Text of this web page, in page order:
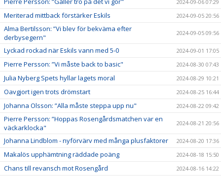
2024-09-06 07:29
Meriterad mittback förstärker Eskils 2024-09-05 20:56
Alma Bertilsson: ”Vi blev för bekväma efter
derbysegern"
2024-09-05 09:56
Lyckad rockad när Eskils vann med 5-0 2024-09-01 17:05
Pierre Persson: ”Vi måste back to basic" 2024-08-30 07:43
Julia Nyberg Spets hyllar lagets moral 2024-08-29 10:21
Oavgjort igen trots drömstart 2024-08-25 16:44
Johanna Olsson: ”Alla måste steppa upp nu" 2024-08-22 09:42
Pierre Persson: ”Hoppas Rosengårdsmatchen var en
väckarklocka"
2024-08-21 20:56
Johanna Lindblom - nyförvärv med många plusfaktorer 2024-08-20 17:36
Makalös upphämtning räddade poäng 2024-08-18 15:50
Chans till revansch mot Rosengård 2024-08-16 14:22